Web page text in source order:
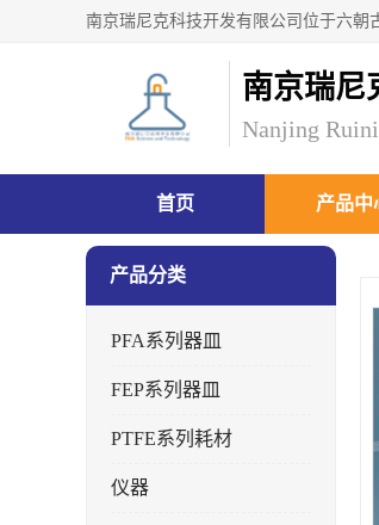
南京瑞尼
Nanjing
首页 产品中
产品分类
PFA系列器皿
FEP系列器皿
PTFE系列耗材
仪器